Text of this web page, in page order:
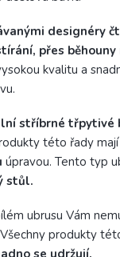
designéry
přes běhouny
kvalitu a
stříbrné třpytivé
této řady
úpravou. Tento typ
stůl.
ubrusu Vám
Všechny produkty